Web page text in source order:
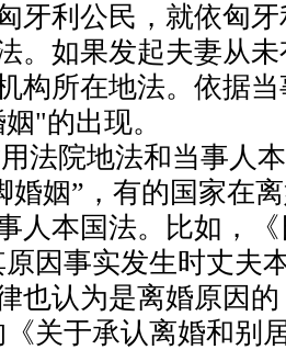
牙利公民，就依匈
。如果发起夫妻从
构所在地法。依据
"的出现。
用法院地法和当事人
婚姻”，有的国家在
人本国法。比如，
因事实发生时丈夫
也认为是离婚原因
关于承认离婚和别